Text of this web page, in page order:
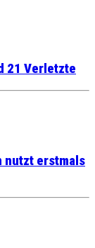
21 Verletzte
nutzt erstmals